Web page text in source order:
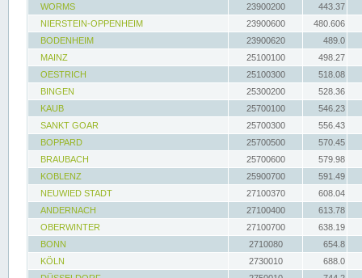
WORMS
23900200
443.37
NIERSTEIN-OPPENHEIM
23900600
480.606
BODENHEIM
23900620
489.0
MAINZ
25100100
498.27
OESTRICH
25100300
518.08
BINGEN
25300200
528.36
KAUB
25700100
546.23
SANKT GOAR
25700300
556.43
BOPPARD
25700500
570.45
BRAUBACH
25700600
579.98
KOBLENZ
25900700
591.49
NEUWIED STADT
27100370
608.04
ANDERNACH
27100400
613.78
OBERWINTER
27100700
638.19
BONN
2710080
654.8
KÖLN
2730010
688.0